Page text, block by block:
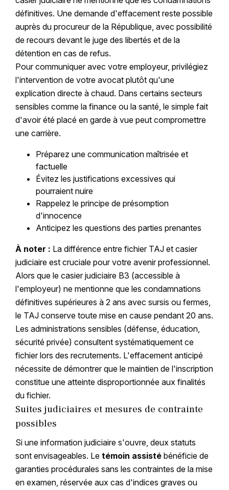
définitives. Une demande d'effacement reste possible
auprès du procureur de la République, avec possibilité
de recours devant le juge des libertés et de la
détention en cas de refus.
Pour communiquer avec votre employeur, privilégiez
l'intervention de votre avocat plutôt qu'une
explication directe à chaud. Dans certains secteurs
sensibles comme la finance ou la santé, le simple fait
d'avoir été placé en garde à vue peut compromettre
une carrière.
Préparez une communication maîtrisée et
factuelle
Évitez les justifications excessives qui
pourraient nuire
Rappelez le principe de présomption
d'innocence
Anticipez les questions des parties prenantes
À noter : La différence entre fichier TAJ et casier
judiciaire est cruciale pour votre avenir professionnel.
Alors que le casier judiciaire B3 (accessible à
l'employeur) ne mentionne que les condamnations
définitives supérieures à 2 ans avec sursis ou fermes,
le TAJ conserve toute mise en cause pendant 20 ans.
Les administrations sensibles (défense, éducation,
sécurité privée) consultent systématiquement ce
fichier lors des recrutements. L'effacement anticipé
nécessite de démontrer que le maintien de l'inscription
constitue une atteinte disproportionnée aux finalités
du fichier.
Suites judiciaires et mesures de contrainte
possibles
Si une information judiciaire s'ouvre, deux statuts
sont envisageables. Le témoin assistébénéficie de
garanties procédurales sans les contraintes de la mise
en examen, réservée aux cas d'indices graves ou